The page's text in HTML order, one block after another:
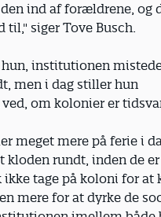
ind af forældrene, og
siger Tove Busch.
hun, institutionen
men i dag stiller hun
om kolonier er
meget mere på ferie i
kloden rundt, inden de
ikke tage på koloni for at
mere for at dyrke de